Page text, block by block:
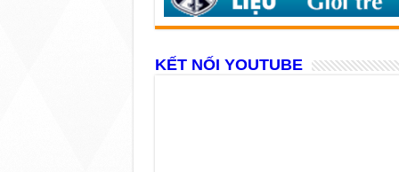
KẾT NỐI YOUTUBE